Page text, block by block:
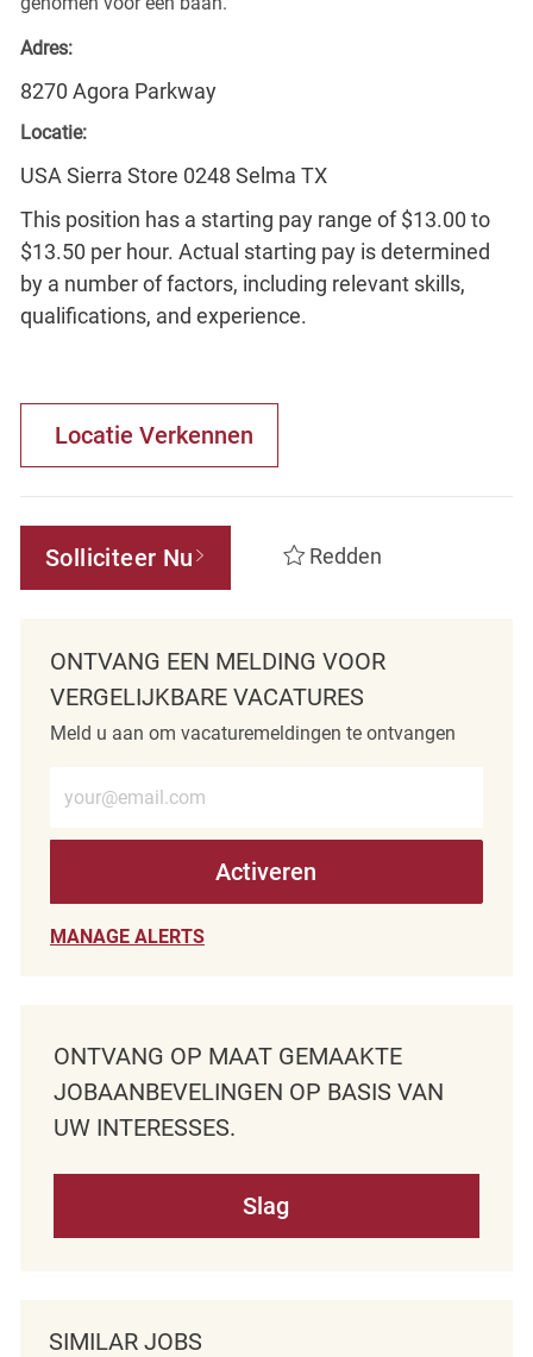
Adres:
8270 Agora Parkway
Locatie:
USA Sierra Store 0248 Selma TX
This position has a starting pay range of $13.00 to
$13.50 per hour. Actual starting pay is determined
by a number of factors, including relevant skills,
qualifications, and experience.
Locatie Verkennen
Solliciteer Nu Redden
ONTVANG EEN MELDING VOOR
VERGELIJKBARE VACATURES
Meld u aan om vacaturemeldingen te ontvangen
Activeren
MANAGE ALERTS
ONTVANG OP MAAT GEMAAKTE
JOBAANBEVELINGEN OP BASIS VAN
UW INTERESSES.
Slag
SIMILAR JOBS